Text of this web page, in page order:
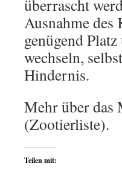
überrascht
Ausnahme des
genügend
wechseln,
Hindernis.
Mehr über das
(Zootierliste).
Teilen mit: